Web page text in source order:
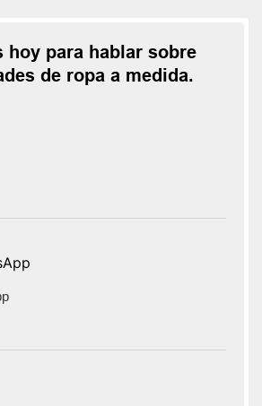
hoy para hablar sobre
de ropa a medida.